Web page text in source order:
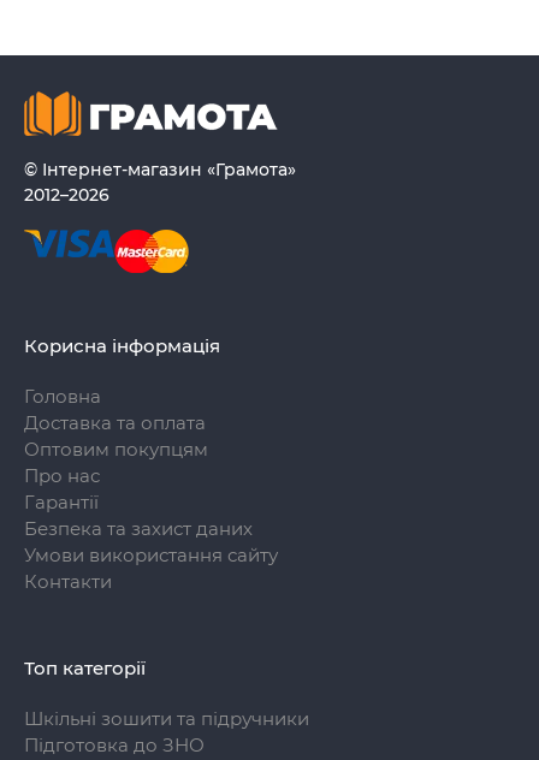
© Інтернет-магазин «Грамота»
2012–2026
Корисна інформація
Головна
Доставка та оплата
Оптовим покупцям
Про нас
Гарантії
Безпека та захист даних
Умови використання сайту
Контакти
Топ категорії
Шкільні зошити та підручники
Підготовка до ЗНО